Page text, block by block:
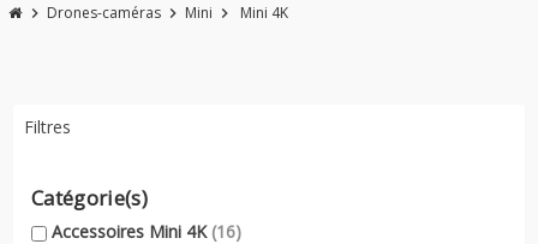
chevron_right Drones-caméras chevron_right Mini chevron_right Mini 4K
Filtres
Catégorie(s)
Accessoires Mini 4K (16)